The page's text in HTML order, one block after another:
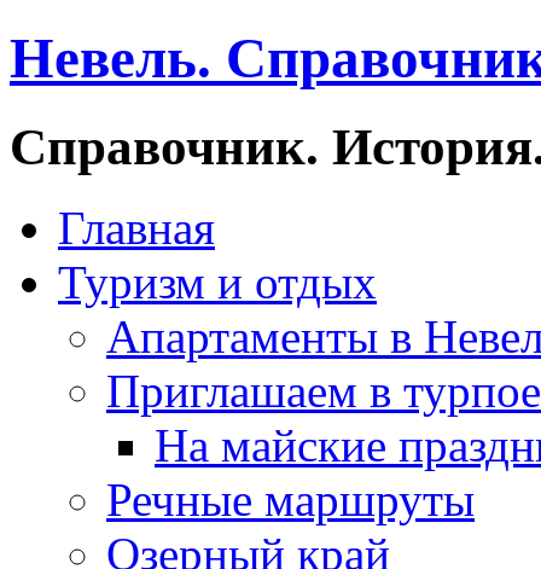
Невель.
Справочник.
Главная
Туризм и отдых
Апартаменты в
Приглашаем в
На майские
Речные маршруты
Озерный край